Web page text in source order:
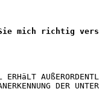
mich richtig
ERHäLT
DER